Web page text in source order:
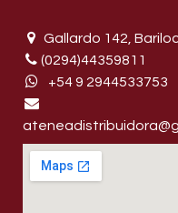
Gallardo 142,
(0294)44359811
+54 9 29445​33753